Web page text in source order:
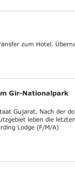
zum Hotel.
Gir-Nationalpark
Gujarat. Nach der
leben die
Lodge (F/M/A)